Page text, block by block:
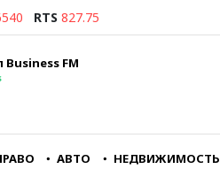
RTS 827.75
Business FM
АВТО НЕДВИЖИМОСТЬ